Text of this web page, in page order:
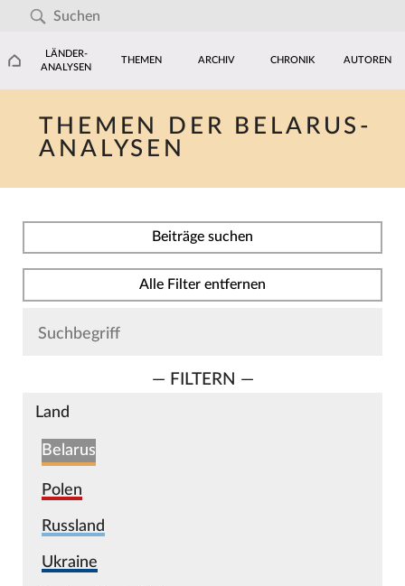
LÄNDER-
ANALYSEN
THEMEN ARCHIV CHRONIK AUTOREN
THEMEN DER BELARUS-
ANALYSEN
Beiträge suchen
Alle Filter entfernen
— FILTERN —
Land
Belarus
Polen
Russland
Ukraine